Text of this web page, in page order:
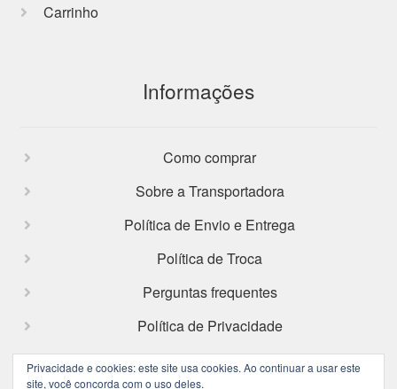
Privacidade e cookies: este site usa cookies. Ao continuar a usar este
site, você concorda com o uso deles.
Carrinho
Informações
Como comprar
Sobre a Transportadora
Política de Envio e Entrega
Política de Troca
Perguntas frequentes
Política de Privacidade